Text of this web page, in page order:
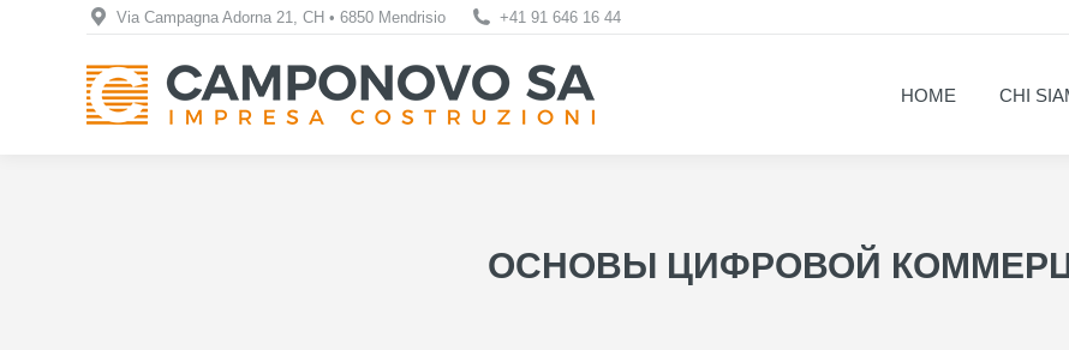
Via Campagna Adorna 21, CH • 6850 Mendrisio +41 91 646 16 44
HOME CHI
ОСНОВЫ ЦИФРОВОЙ
HOME CHI